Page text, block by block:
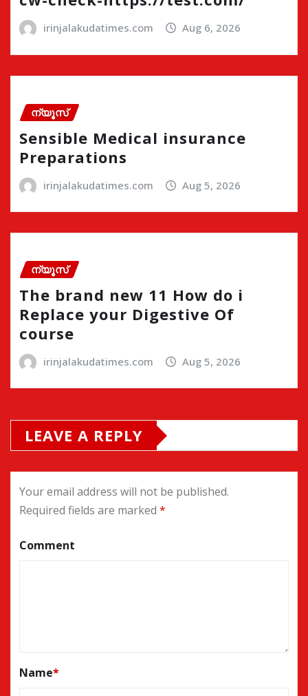
irinjalakudatimes.com Aug 6, 2026
ന്യൂസ്
Sensible Medical insurance
Preparations
irinjalakudatimes.com Aug 5, 2026
ന്യൂസ്
The brand new 11 How do i
Replace your Digestive Of
course
irinjalakudatimes.com Aug 5, 2026
LEAVE A REPLY
Your email address will not be published.
Required fields are marked *
Comment
Name*